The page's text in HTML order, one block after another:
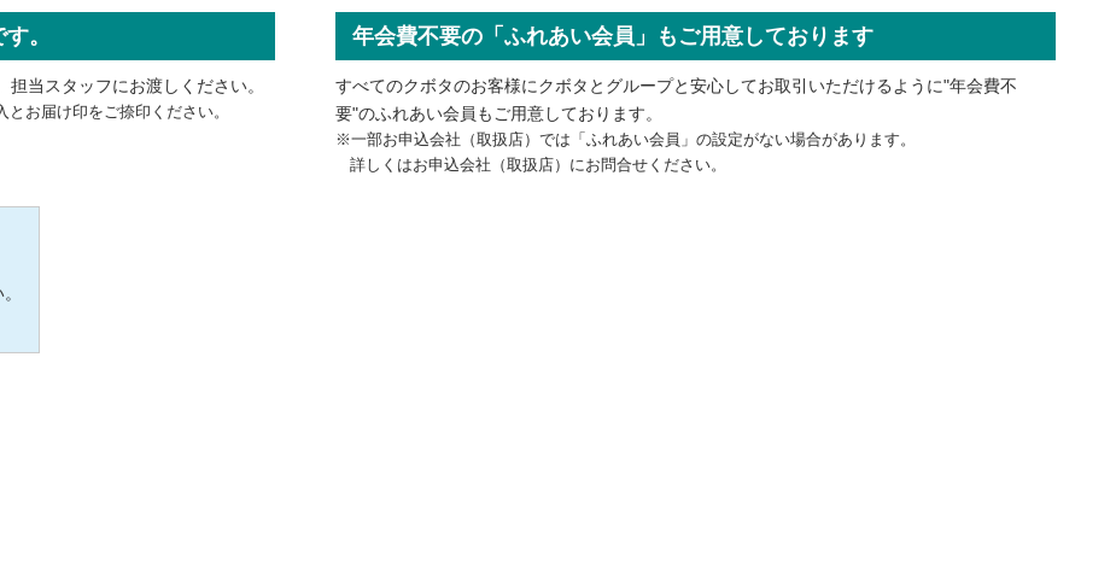
。
当スタッフにお渡しください。
お届け印をご捺印ください。
年会費不要の「ふれあい会員」もご用意しております
すべてのクボタのお客様にクボタとグループと安心してお取引いただけるように"年会費不
要"のふれあい会員もご用意しております。
※一部お申込会社（取扱店）では「ふれあい会員」の設定がない場合があります。
詳しくはお申込会社（取扱店）にお問合せください。